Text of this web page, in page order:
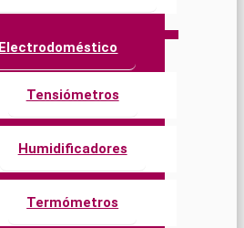
Electrodoméstico
Tensiómetros
Humidificadores
Termómetros